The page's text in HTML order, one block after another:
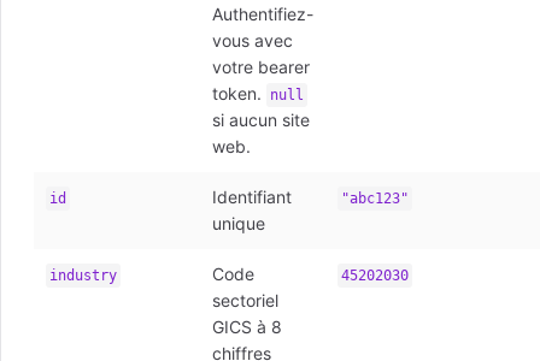
Authentifiez-
vous avec
votre bearer
token.
null
si aucun site
web.
id
Identifiant
unique
"abc123"
industry
Code
sectoriel
GICS à 8
chiffres
45202030